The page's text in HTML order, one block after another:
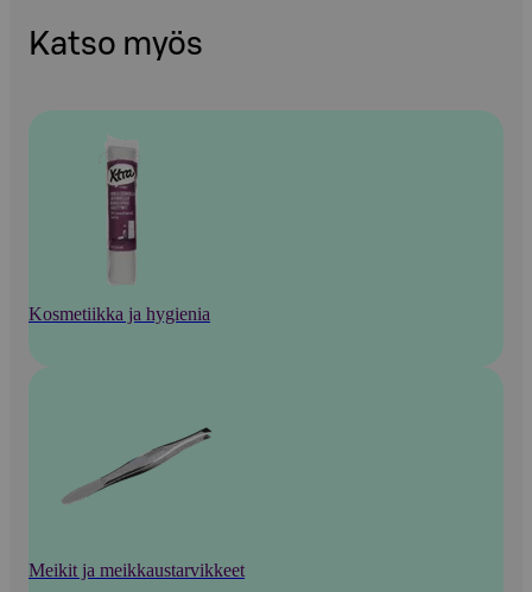
Katso myös
Kosmetiikka ja hygienia
Meikit ja meikkaustarvikkeet